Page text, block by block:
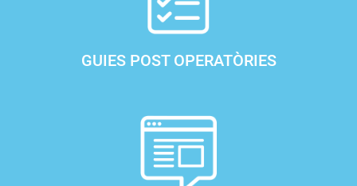
GUIES POST OPERATÒRIES